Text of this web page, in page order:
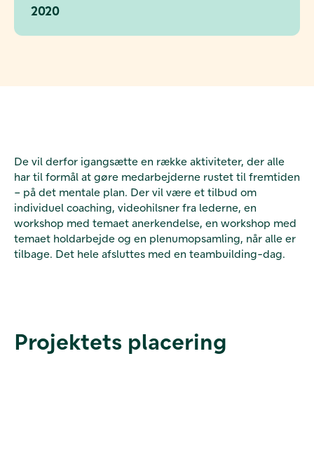
2020
De vil derfor igangsætte en række aktiviteter, der alle
har til formål at gøre medarbejderne rustet til fremtiden
– på det mentale plan. Der vil være et tilbud om
individuel coaching, videohilsner fra lederne, en
workshop med temaet anerkendelse, en workshop med
temaet holdarbejde og en plenumopsamling, når alle er
tilbage. Det hele afsluttes med en teambuilding-dag.
Projektets placering